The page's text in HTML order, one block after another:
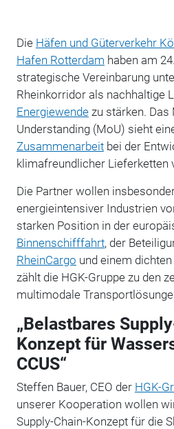
Die Häfen und Güterverkehr
Hafen Rotterdam haben am
strategische Vereinbarung
Rheinkorridor als nachhaltige
Energiewendezu stärken.
Understanding (MoU) sieht
Zusammenarbeitbei der
klimafreundlicher Lieferketten
Die Partner wollen
energieintensiver Industrien
starken Position in der
Binnenschifffahrt, der
RheinCargo und einem
zählt die HGK-Gruppe zu den
multimodale
„Belastbares
Konzept für
CCUS“
Steffen Bauer, CEO der HGK-
unserer Kooperation wollen
Supply-Chain-Konzept für die